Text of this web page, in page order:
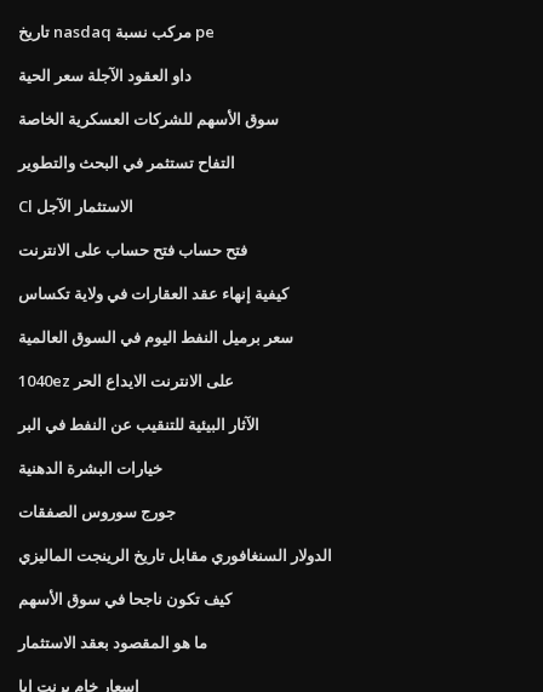
تاريخ nasdaq مركب نسبة pe
داو العقود الآجلة سعر الحية
سوق الأسهم للشركات العسكرية الخاصة
التفاح تستثمر في البحث والتطوير
Cl الاستثمار الآجل
فتح حساب فتح حساب على الانترنت
كيفية إنهاء عقد العقارات في ولاية تكساس
سعر برميل النفط اليوم في السوق العالمية
1040ez على الانترنت الايداع الحر
الآثار البيئية للتنقيب عن النفط في البر
خيارات البشرة الدهنية
جورج سوروس الصفقات
الدولار السنغافوري مقابل تاريخ الرينجت الماليزي
كيف تكون ناجحا في سوق الأسهم
ما هو المقصود بعقد الاستثمار
اسعار خام برنت ايا